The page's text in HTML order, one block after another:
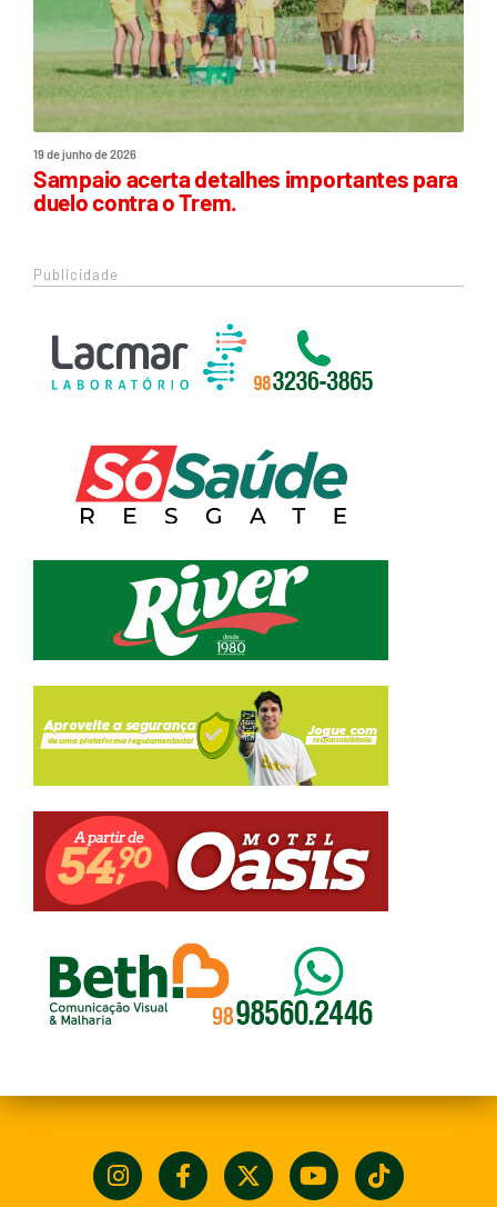
19 de junho de 2026
Sampaio acerta detalhes importantes para
duelo contra o Trem.
Publicidade